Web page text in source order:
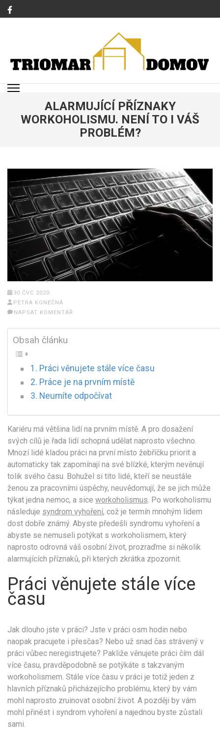
Přeskočit
na
TRIOMAR
ALARMUJÍCÍ PŘÍZNAKY
WORKOHOLISMU. NENÍ TO I VÁŠ
PROBLÉM?
30 ČVC 2020
PETRA KONEČNÁ
NAPSAT KOMENTÁŘ
Obsah článku
Práci věnujete stále více času
Práce je na prvním místě
Neumíte odpočívat
Kariéru má většina lidí na prvním místě. A pro dosažení
svých cílů je řada lidí schopná udělat naprosto všechno.
Mnozí lidé kladou práci na první místo žebříčku priorit a
automaticky tak zapomínají na své blízké, kterým nevěnují
tolik svého času. Bohužel si tito lidé, kteří se neustále
ženou za pracovními úspěchy, neuvědomují, že se jich může
týkat jedna nemoc, a sice workoholismus. Po workoholismu
následuje syndrom vyhoření, což je termín mnohým lidem
dost dobře známý. Abyste předešli syndromu vyhoření a
abyste se nemuseli potýkat s workoholismem, který
naprosto odrovná váš osobní život, prozraďme si několik
alarmujících příznaků, při kterých zkrátka zpozornit.
Práci věnujete stále více
času
Jak dlouho jste v práci? Jste v práci osm hodin nebo
naopak pracujete i přesčas? Nebo už snad čas strávený v
práci vůbec neregistrujete? Pakliže věnujete práci čím dál
více času, pravděpodobně se potýkáte s takzvaným
workoholismem. Stále více času v práci je totiž jeden z
hlavních příznaků přicházejícího problému, který by vám
mohl naprosto zruinovat osobní život. A později by vám
mohl přinést i syndrom vyhoření a najednou byste zůstali
sami.